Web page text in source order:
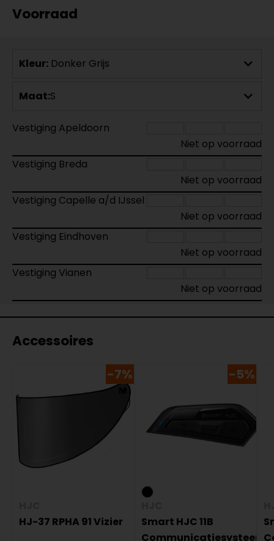
Voorraad
Kleur: Donker Grijs
Maat:S
Vestiging Apeldoorn
Niet op voorraad
Vestiging Breda
Niet op voorraad
Vestiging Capelle a/d IJssel
Niet op voorraad
Vestiging Eindhoven
Niet op voorraad
Vestiging Vianen
Niet op voorraad
Accessoires
-7%
HJ-37 RPHA 91 Vizier
-5%
Smart HJC 11B
Communicatiesysteem